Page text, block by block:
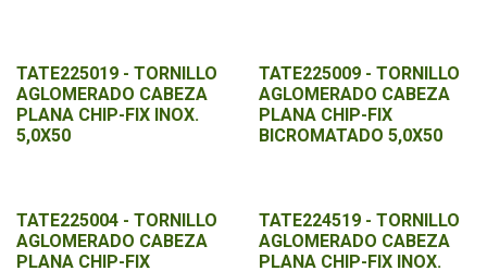
TATE225019 - TORNILLO
AGLOMERADO CABEZA
PLANA CHIP-FIX INOX.
5,0X50
TATE225009 - TORNILLO
AGLOMERADO CABEZA
PLANA CHIP-FIX
BICROMATADO 5,0X50
TATE225004 - TORNILLO
AGLOMERADO CABEZA
PLANA CHIP-FIX
TATE224519 - TORNILLO
AGLOMERADO CABEZA
PLANA CHIP-FIX INOX.